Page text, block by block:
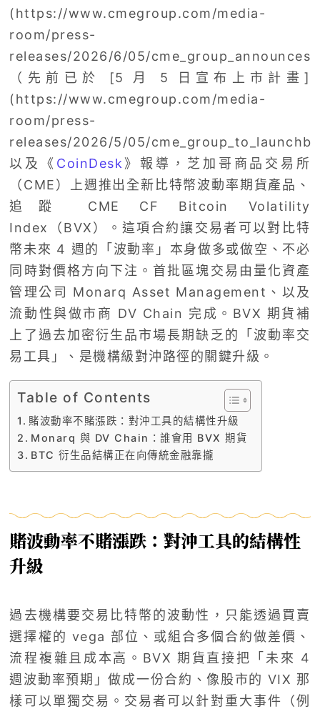
(https://www.cmegroup.com/media-
room/press-
releases/2026/6/05/
（先前已於 [5 月 5 日宣布上市計畫]
(https://www.cmegroup.com/media-
room/press-
releases/2026/5/05/
以及《 CoinDesk 》報導，芝加哥商品交易所
（CME）上週推出全新比特幣波動率期貨產品、
追蹤 CME CF Bitcoin Volatility
Index（BVX）。這項合約讓交易者可以對比特
幣未來 4 週的「波動率」本身做多或做空、不必
同時對價格方向下注。首批區塊交易由量化資產
管理公司 Monarq Asset Management、以及
流動性與做市商 DV Chain 完成。BVX 期貨補
上了過去加密衍生品市場長期缺乏的「波動率交
易工具」、是機構級對沖路徑的關鍵升級。
Table of Contents
賭波動率不賭漲跌：對沖工具的結構性升級
Monarq 與 DV Chain：誰會用 BVX 期貨
BTC 衍生品結構正在向傳統金融靠攏
賭波動率不賭漲跌：對沖工具的結構性
升級
過去機構要交易比特幣的波動性，只能透過買賣
選擇權的 vega 部位、或組合多個合約做差價、
流程複雜且成本高。BVX 期貨直接把「未來 4
週波動率預期」做成一份合約、像股市的 VIX 那
樣可以單獨交易。交易者可以針對重大事件（例